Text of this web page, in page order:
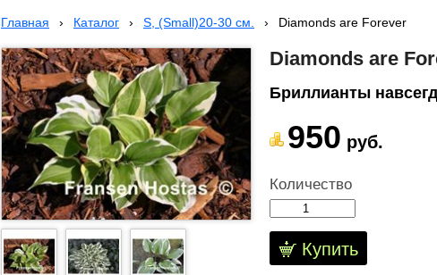
Главная › Каталог › S, (Small)20-30 см. › Diamonds are Forever
Diamonds are
Бриллианты
950 руб.
Количество
Купить